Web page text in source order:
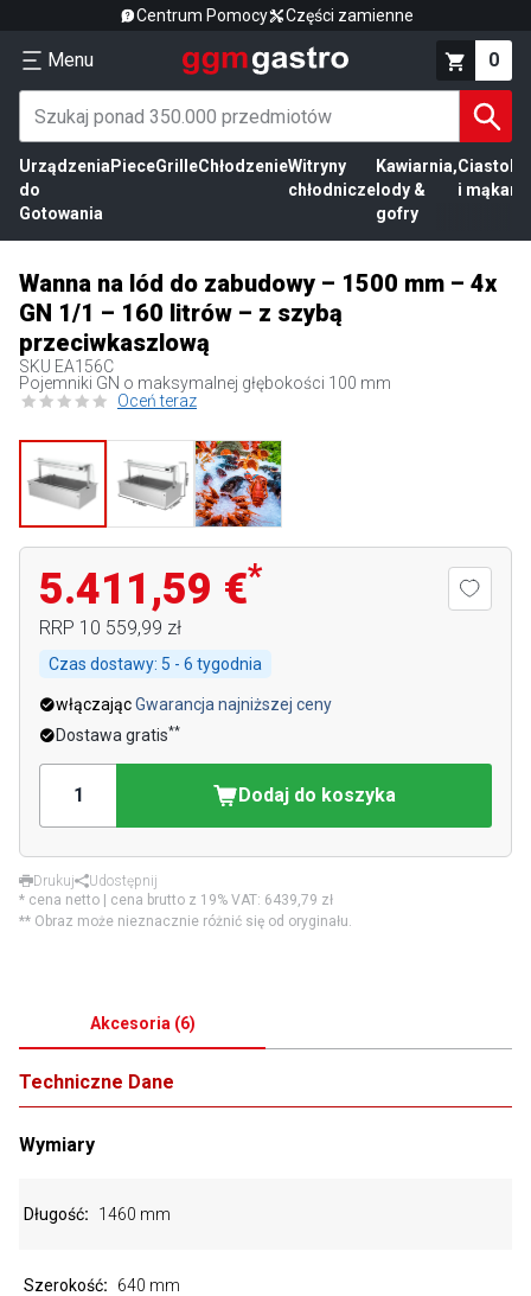
Centrum Pomocy Części zamienne
Menu 0
Urządzenia
do
Gotowania
PieceGrilleChłodzenieWitryny
chłodnicze
Kawiarnia,
lody &
gofry
Ciasto
i mąka
Wanna na lód do zabudowy – 1500 mm – 4x
GN 1/1 – 160 litrów – z szybą
przeciwkaszlową
SKU EA156C
Pojemniki GN o maksymalnej głębokości 100 mm
Oceń teraz
5.411,59 €*
RRP 10 559,99 zł
Czas dostawy: 5 - 6 tygodnia
włączającGwarancja najniższej ceny
Dostawa gratis**
Dodaj do koszyka
Drukuj
Udostępnij
* cena netto | cena brutto z 19% VAT: 6439,79 zł
** Obraz może nieznacznie różnić się od oryginału.
Akcesoria (6)
Techniczne Dane
Wymiary
Długość 1460 mm
Szerokość 640 mm